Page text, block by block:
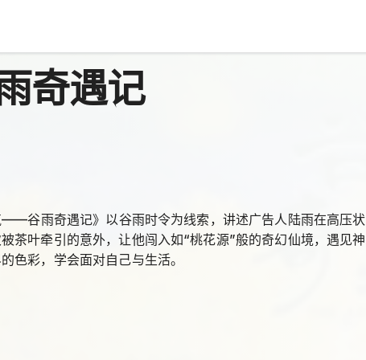
奇遇记
谷雨奇遇记》以谷雨时令为线索，讲述广告人陆雨在高压状
茶叶牵引的意外，让他闯入如“桃花源”般的奇幻仙境，遇见神
色彩，学会面对自己与生活。